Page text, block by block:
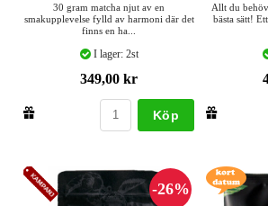
30 gram matcha njut av en
smakupplevelse fylld av harmoni där det
finns en ha...
I lager: 2st
349,00 kr
Köp
Allt du
bästa sätt!